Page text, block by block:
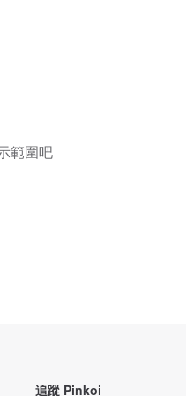
範圍吧
追蹤 Pinkoi